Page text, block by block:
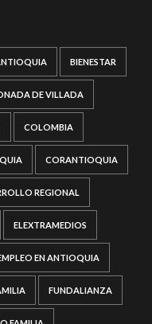
BIENESTAR
DE VILLADA
COLOMBIA
CORANTIOQUIA
REGIONAL
ELEXTRAMEDIOS
EN ANTIOQUIA
FUNDALIANZA